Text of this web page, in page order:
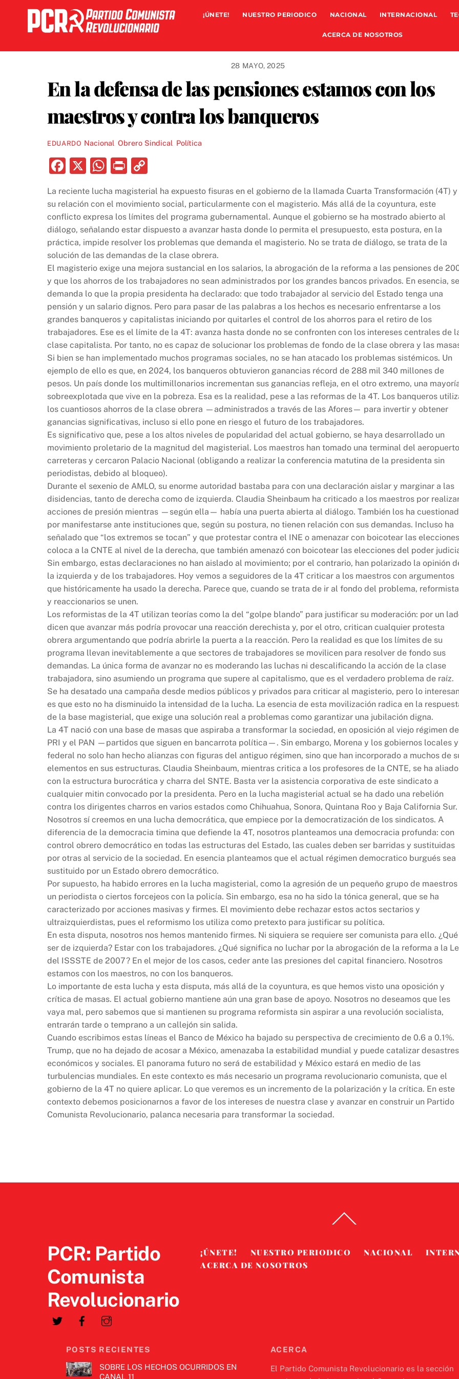
content
¡ÚNETE! NUESTRO PERIODICO NACIONAL INTERNACIONAL
ACERCA DE NOSOTROS
28 MAYO, 2025
En la defensa de las pensiones estamos con los
maestros y contra los banqueros
EDUARDO Nacional, Obrero Sindical, Política
F
c
e
b
o
o
k
X
W
at
s
A
p
p
P
nt p
y
Li
n
k
La reciente lucha magisterial ha expuesto fisuras en el gobierno de la llamada Cuarta Transformación (4T) y
su relación con el movimiento social, particularmente con el magisterio. Más allá de la coyuntura, este
conflicto expresa los límites del programa gubernamental. Aunque el gobierno se ha mostrado abierto al
diálogo, señalando estar dispuesto a avanzar hasta donde lo permita el presupuesto, esta postura, en la
práctica, impide resolver los problemas que demanda el magisterio. No se trata de diálogo, se trata de la
solución de las demandas de la clase obrera.
El magisterio exige una mejora sustancial en los salarios, la abrogación de la reforma a las pensiones de
y que los ahorros de los trabajadores no sean administrados por los grandes bancos privados. En esencia, se
demanda lo que la propia presidenta ha declarado: que todo trabajador al servicio del Estado tenga una
pensión y un salario dignos. Pero para pasar de las palabras a los hechos es necesario enfrentarse a los
grandes banqueros y capitalistas iniciando por quitarles el control de los ahorros para el retiro de los
trabajadores. Ese es el límite de la 4T: avanza hasta donde no se confronten con los intereses centrales de
clase capitalista. Por tanto, no es capaz de solucionar los problemas de fondo de la clase obrera y las
Si bien se han implementado muchos programas sociales, no se han atacado los problemas sistémicos. Un
ejemplo de ello es que, en 2024, los banqueros obtuvieron ganancias récord de 288 mil 340 millones de
pesos. Un país donde los multimillonarios incrementan sus ganancias refleja, en el otro extremo, una
sobreexplotada que vive en la pobreza. Esa es la realidad, pese a las reformas de la 4T. Los banqueros
los cuantiosos ahorros de la clase obrera —administrados a través de las Afores— para invertir y obtener
ganancias significativas, incluso si ello pone en riesgo el futuro de los trabajadores.
Es significativo que, pese a los altos niveles de popularidad del actual gobierno, se haya desarrollado un
movimiento proletario de la magnitud del magisterial. Los maestros han tomado una terminal del
carreteras y cercaron Palacio Nacional (obligando a realizar la conferencia matutina de la presidenta sin
periodistas, debido al bloqueo).
Durante el sexenio de AMLO, su enorme autoridad bastaba para con una declaración aislar y marginar a las
disidencias, tanto de derecha como de izquierda. Claudia Sheinbaum ha criticado a los maestros por
acciones de presión mientras —según ella— había una puerta abierta al diálogo. También los ha
por manifestarse ante instituciones que, según su postura, no tienen relación con sus demandas. Incluso ha
señalado que “los extremos se tocan” y que protestar contra el INE o amenazar con boicotear las elecciones
coloca a la CNTE al nivel de la derecha, que también amenazó con boicotear las elecciones del poder
Sin embargo, estas declaraciones no han aislado al movimiento; por el contrario, han polarizado la opinión
la izquierda y de los trabajadores. Hoy vemos a seguidores de la 4T criticar a los maestros con argumentos
que históricamente ha usado la derecha. Parece que, cuando se trata de ir al fondo del problema,
y reaccionarios se unen.
Los reformistas de la 4T utilizan teorías como la del “golpe blando” para justificar su moderación: por un
dicen que avanzar más podría provocar una reacción derechista y, por el otro, critican cualquier protesta
obrera argumentando que podría abrirle la puerta a la reacción. Pero la realidad es que los límites de su
programa llevan inevitablemente a que sectores de trabajadores se movilicen para resolver de fondo sus
demandas. La única forma de avanzar no es moderando las luchas ni descalificando la acción de la clase
trabajadora, sino asumiendo un programa que supere al capitalismo, que es el verdadero problema de raíz.
Se ha desatado una campaña desde medios públicos y privados para criticar al magisterio, pero lo
es que esto no ha disminuido la intensidad de la lucha. La esencia de esta movilización radica en la
de la base magisterial, que exige una solución real a problemas como garantizar una jubilación digna.
La 4T nació con una base de masas que aspiraba a transformar la sociedad, en oposición al viejo régimen
PRI y el PAN —partidos que siguen en bancarrota política—. Sin embargo, Morena y los gobiernos locales y
federal no solo han hecho alianzas con figuras del antiguo régimen, sino que han incorporado a muchos de
elementos en sus estructuras. Claudia Sheinbaum, mientras critica a los profesores de la CNTE, se ha aliado
con la estructura burocrática y charra del SNTE. Basta ver la asistencia corporativa de este sindicato a
cualquier mitin convocado por la presidenta. Pero en la lucha magisterial actual se ha dado una rebelión
contra los dirigentes charros en varios estados como Chihuahua, Sonora, Quintana Roo y Baja California Sur.
Nosotros sí creemos en una lucha democrática, que empiece por la democratización de los sindicatos. A
diferencia de la democracia timina que defiende la 4T, nosotros planteamos una democracia profunda: con
control obrero democrático en todas las estructuras del Estado, las cuales deben ser barridas y sustituidas
por otras al servicio de la sociedad. En esencia planteamos que el actual régimen democratico burgués sea
sustituido por un Estado obrero democrático.
Por supuesto, ha habido errores en la lucha magisterial, como la agresión de un pequeño grupo de maestros
un periodista o ciertos forcejeos con la policía. Sin embargo, esa no ha sido la tónica general, que se ha
caracterizado por acciones masivas y firmes. El movimiento debe rechazar estos actos sectarios y
ultraizquierdistas, pues el reformismo los utiliza como pretexto para justificar su política.
En esta disputa, nosotros nos hemos mantenido firmes. Ni siquiera se requiere ser comunista para ello.
ser de izquierda? Estar con los trabajadores. ¿Qué significa no luchar por la abrogación de la reforma a la
del ISSSTE de 2007? En el mejor de los casos, ceder ante las presiones del capital financiero. Nosotros
estamos con los maestros, no con los banqueros.
Lo importante de esta lucha y esta disputa, más allá de la coyuntura, es que hemos visto una oposición y
crítica de masas. El actual gobierno mantiene aún una gran base de apoyo. Nosotros no deseamos que les
vaya mal, pero sabemos que si mantienen su programa reformista sin aspirar a una revolución socialista,
entrarán tarde o temprano a un callejón sin salida.
Cuando escribimos estas líneas el Banco de México ha bajado su perspectiva de crecimiento de 0.6 a 0.1%.
Trump, que no ha dejado de acosar a México, amenazaba la estabilidad mundial y puede catalizar desastres
económicos y sociales. El panorama futuro no será de estabilidad y México estará en medio de las
turbulencias mundiales. En este contexto es más necesario un programa revolucionario comunista, que el
gobierno de la 4T no quiere aplicar. Lo que veremos es un incremento de la polarización y la crítica. En este
contexto debemos posicionarnos a favor de los intereses de nuestra clase y avanzar en construir un Partido
Comunista Revolucionario, palanca necesaria para transformar la sociedad.
To
PCR: Partido
Comunista
Revolucionario
¡ÚNETE! NUESTRO PERIODICO NACIONAL
ACERCA DE NOSOTROS
POSTS RECIENTES
SOBRE LOS HECHOS OCURRIDOS EN
CANAL 11
ACERCA
El Partido Comunista Revolucionario es la sección